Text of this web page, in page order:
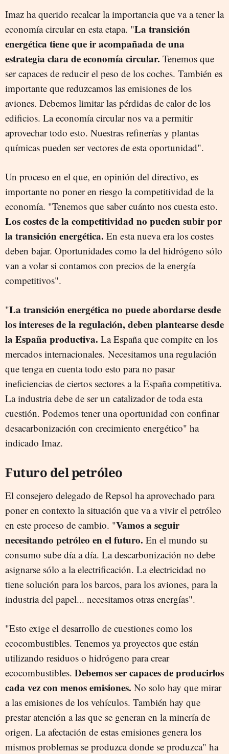
Imaz ha querido recalcar la importancia que va a tener la
economía circular en esta etapa. "La transición
energética tiene que ir acompañada de una
estrategia clara de economía circular. Tenemos que
ser capaces de reducir el peso de los coches. También es
importante que reduzcamos las emisiones de los
aviones. Debemos limitar las pérdidas de calor de los
edificios. La economía circular nos va a permitir
aprovechar todo esto. Nuestras refinerías y plantas
químicas pueden ser vectores de esta oportunidad".
Un proceso en el que, en opinión del directivo, es
importante no poner en riesgo la competitividad de la
economía. "Tenemos que saber cuánto nos cuesta esto.
Los costes de la competitividad no pueden subir por
la transición energética. En esta nueva era los costes
deben bajar. Oportunidades como la del hidrógeno sólo
van a volar si contamos con precios de la energía
competitivos".
"La transición energética no puede abordarse desde
los intereses de la regulación, deben plantearse desde
la España productiva. La España que compite en los
mercados internacionales. Necesitamos una regulación
que tenga en cuenta todo esto para no pasar
ineficiencias de ciertos sectores a la España competitiva.
La industria debe de ser un catalizador de toda esta
cuestión. Podemos tener una oportunidad con confinar
desacarbonización con crecimiento energético" ha
indicado Imaz.
Futuro del petróleo
El consejero delegado de Repsol ha aprovechado para
poner en contexto la situación que va a vivir el petróleo
en este proceso de cambio. "Vamos a seguir
necesitando petróleo en el futuro. En el mundo su
consumo sube día a día. La descarbonización no debe
asignarse sólo a la electrificación. La electricidad no
tiene solución para los barcos, para los aviones, para la
industria del papel... necesitamos otras energías".
"Esto exige el desarrollo de cuestiones como los
ecocombustibles. Tenemos ya proyectos que están
utilizando residuos o hidrógeno para crear
ecocombustibles. Debemos ser capaces de producirlos
cada vez con menos emisiones. No solo hay que mirar
a las emisiones de los vehículos. También hay que
prestar atención a las que se generan en la minería de
origen. La afectación de estas emisiones genera los
mismos problemas se produzca donde se produzca" ha